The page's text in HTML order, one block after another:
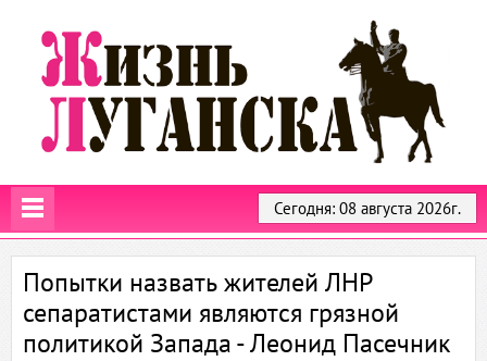
Сегодня: 08 августа 2026г.
Попытки назвать жителей ЛНР
сепаратистами являются грязной
политикой Запада - Леонид Пасечник